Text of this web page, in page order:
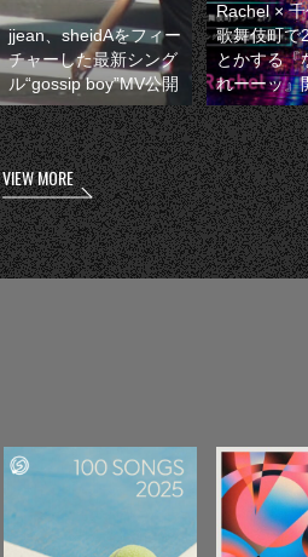
jjean、sheidAをフィー
チャーした最新シング
ル“gossip boy”MV公開
Rachel ×
歌舞伎町で
とかする『
れーーッ』
VIEW MORE